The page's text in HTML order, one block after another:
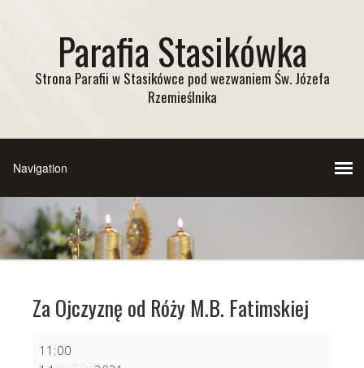
Parafia Stasikówka
Strona Parafii w Stasikówce pod wezwaniem Św. Józefa
Rzemieślnika
Za Ojczyznę od Róży M.B. Fatimskiej
Za
Ojczyznę
11:00